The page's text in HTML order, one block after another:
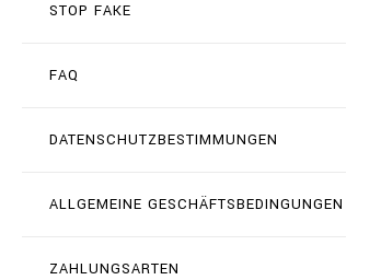
STOP FAKE
FAQ
DATENSCHUTZBESTIMMUNGEN
ALLGEMEINE GESCHÄFTSBEDINGUNGEN
ZAHLUNGSARTEN